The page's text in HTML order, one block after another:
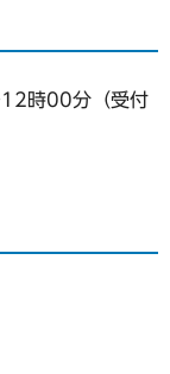
時00分（受付